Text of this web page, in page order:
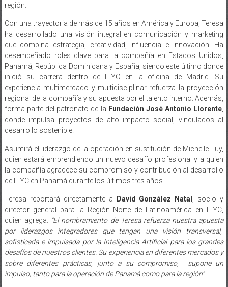
región.
Con una trayectoria de más de 15 años en América y Europa, Teresa
ha desarrollado una visión integral en comunicación y marketing
que combina estrategia, creatividad, influencia e innovación. Ha
desempeñado roles clave para la compañía en Estados Unidos,
Panamá, República Dominicana y España, siendo este último donde
inició su carrera dentro de LLYC en la oficina de Madrid. Su
experiencia multimercado y multidisciplinar refuerza la proyección
regional de la compañía y su apuesta por el talento interno. Además,
forma parte del patronato de la Fundación José Antonio Llorente
donde impulsa proyectos de alto impacto social, vinculados al
desarrollo sostenible.
Asumirá el liderazgo de la operación en sustitución de Michelle Tuy,
quien estará emprendiendo un nuevo desafío profesional y a quien
la compañía agradece su compromiso y contribución al desarrollo
de LLYC en Panamá durante los últimos tres años.
Teresa reportará directamente a David González Natal
, socio y
director general para la Región Norte de Latinoamérica en LLYC,
quien agrega: “El nombramiento de Teresa refuerza nuestra apuesta
por liderazgos integradores que tengan una visión transversal,
sofisticada e impulsada por la Inteligencia Artificial para los grandes
desafíos de nuestros clientes. Su experiencia en diferentes mercados y
sobre diferentes prácticas, junto a su compromiso, supone un
impulso, tanto para la operación de Panamá como para la región”.